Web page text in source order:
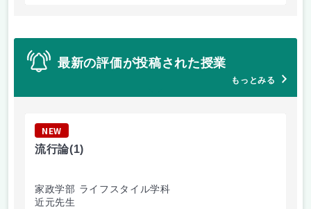
最新の評価が投稿された授業
もっとみる
NEW
流行論(1)
家政学部 ライフスタイル学科
近元先生